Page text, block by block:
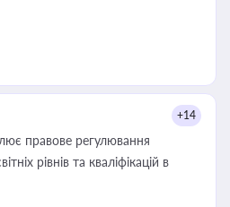
+14
правове регулювання
рівнів та кваліфікацій в